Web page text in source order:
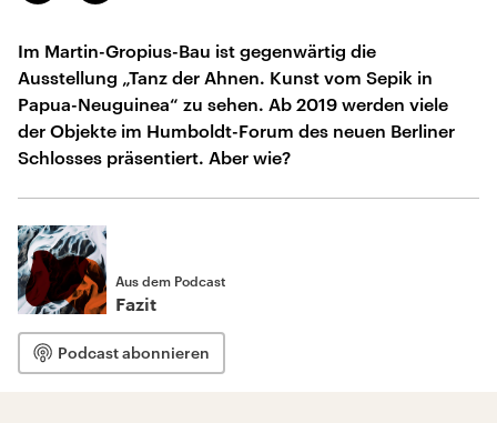
Im Martin-Gropius-Bau ist gegenwärtig die
Ausstellung „Tanz der Ahnen. Kunst vom Sepik in
Papua-Neuguinea“ zu sehen. Ab 2019 werden viele
der Objekte im Humboldt-Forum des neuen Berliner
Schlosses präsentiert. Aber wie?
Aus dem Podcast
Fazit
Podcast abonnieren